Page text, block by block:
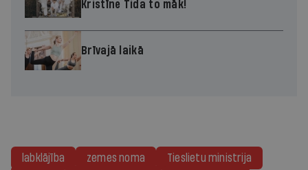
Kristīne Tida to māk!
Brīvajā laikā
labklājība zemes noma
Tieslietu ministrija